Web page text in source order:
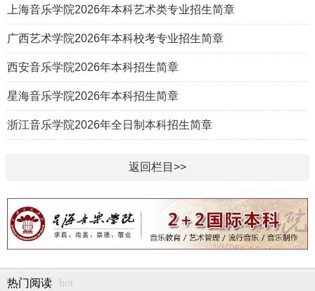
上海音乐学院2026年本科艺术类专业招生简章
广西艺术学院2026年本科校考专业招生简章
西安音乐学院2026年本科招生简章
星海音乐学院2026年本科招生简章
浙江音乐学院2026年全日制本科招生简章
返回栏目>>
热门阅读 hot